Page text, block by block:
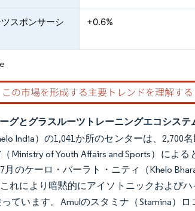
スポンサーシ
+0.6%
グとグラスルーツトレーニングエコシステ
India）の1,041か所のセンターは、
Ministry of Youth Affairs and Sports）によ
月のケーロ・バーラト・ニティ（Khelo
れにより暗黙的にアイソトニックおよび
ています。Amulのスタミナ（Stamina）